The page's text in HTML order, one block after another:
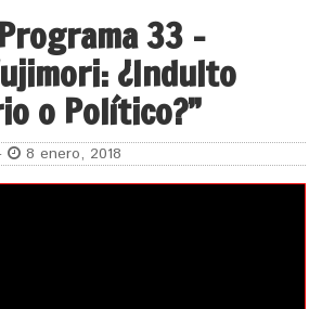
33 –
¿Indulto
o Político?”
8 enero, 2018